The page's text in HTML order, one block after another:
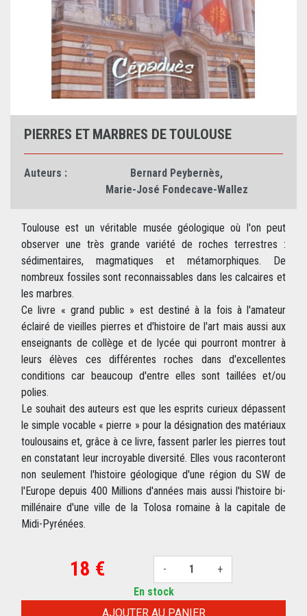
PIERRES ET MARBRES DE TOULOUSE
Auteurs : Bernard Peybernès,
Marie-José Fondecave-Wallez
Toulouse est un véritable musée géologique où l'on peut
observer une très grande variété de roches terrestres :
sédimentaires, magmatiques et métamorphiques. De
nombreux fossiles sont reconnaissables dans les calcaires et
les marbres.
Ce livre « grand public » est destiné à la fois à l'amateur
éclairé de vieilles pierres et d'histoire de l'art mais aussi aux
enseignants de collège et de lycée qui pourront montrer à
leurs élèves ces différentes roches dans d'excellentes
conditions car beaucoup d'entre elles sont taillées et/ou
polies.
Le souhait des auteurs est que les esprits curieux dépassent
le simple vocable « pierre » pour la désignation des matériaux
toulousains et, grâce à ce livre, fassent parler les pierres tout
en constatant leur incroyable diversité. Elles vous raconteront
non seulement l'histoire géologique d'une région du SW de
l'Europe depuis 400 Millions d'années mais aussi l'histoire bi-
millénaire d'une ville de la Tolosa romaine à la capitale de
Midi-Pyrénées.
18 € - +
AJOUTER AU PANIER
En stock